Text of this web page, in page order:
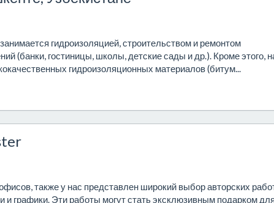
гидроизоляцией, строительством и ремонтом
(банки, гостиницы, школы, детские сады и др.). Кроме этого,
гидроизоляционных материалов (битум...
также у нас представлен широкий выбор авторских
и графики. Эти работы могут стать эксклюзивным подарком